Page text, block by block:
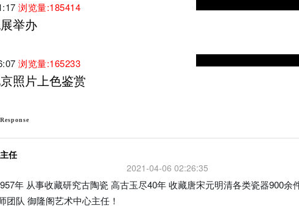
浏览量:185414
举办
浏览量:165233
照片上色鉴赏
任
2021-04-06 02:26:35
年 从事收藏研究古陶瓷 高古玉尽40年 收藏唐宋元明清各类瓷器900余
团队 御隆阁艺术中心主任！